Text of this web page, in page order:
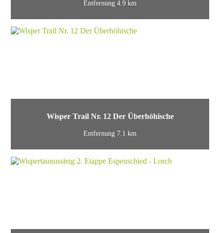
Entfernung 4.9 km
Wisper Trail Nr. 12 Der Überhöhische
Entfernung 7.1 km